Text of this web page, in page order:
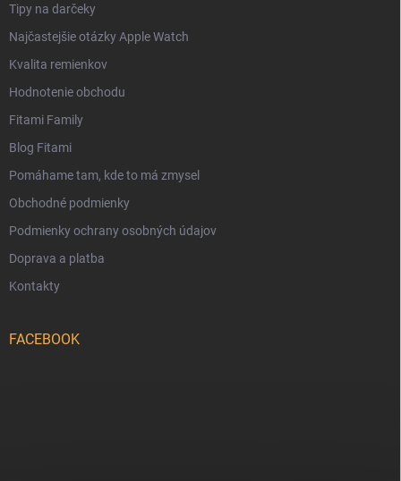
Tipy na darčeky
Najčastejšie otázky Apple Watch
Kvalita remienkov
Hodnotenie obchodu
Fitami Family
Blog Fitami
Pomáhame tam, kde to má zmysel
Obchodné podmienky
Podmienky ochrany osobných údajov
Doprava a platba
Kontakty
FACEBOOK